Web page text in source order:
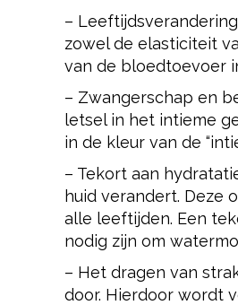
–
zowel de elasticiteit
van de bloedtoevoer
– Zwangerschap en
letsel in het intieme
in de kleur van de
– Tekort aan
huid verandert. Deze
alle leeftijden. Een
nodig zijn om
– Het dragen van
door. Hierdoor wordt